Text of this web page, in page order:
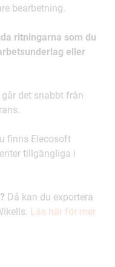
bearbetning.
ritningarna som du
eller
det snabbt från
finns Elecosoft
tillgängliga i
Då kan du exportera
Läs här för mer